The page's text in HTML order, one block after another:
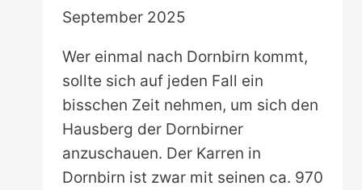
September 2025
Wer einmal nach Dornbirn kommt,
sollte sich auf jeden Fall ein
bisschen Zeit nehmen, um sich den
Hausberg der Dornbirner
anzuschauen. Der Karren in
Dornbirn ist zwar mit seinen ca. 970